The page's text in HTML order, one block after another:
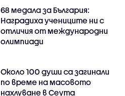
68 медала за България:
Наградиха учениците ни с
отличия от международни
олимпиади
Около 100 души са загинали
по време на масовото
нахлуване в Сеута